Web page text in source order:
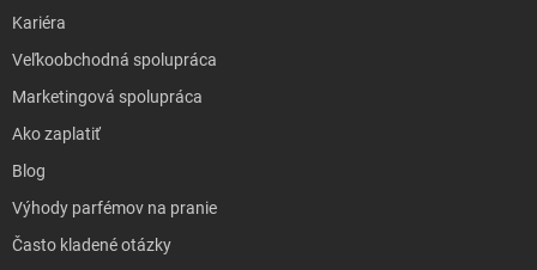
Kariéra
Veľkoobchodná spolupráca
Marketingová spolupráca
Ako zaplatiť
Blog
Výhody parfémov na pranie
Často kladené otázky